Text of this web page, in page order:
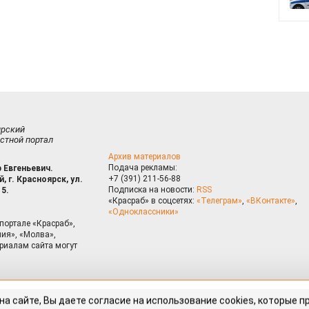
портал
г. Красноярск, ул.
«Красраб»,
«Молва»,
сайта могут
Архив материалов
Подача рекламы:
+7 (391) 211-56-88
Подписка на новости: RSS
«Красраб» в соцсетях: «Телеграм», «ВКонтакте»,
«Одноклассники»